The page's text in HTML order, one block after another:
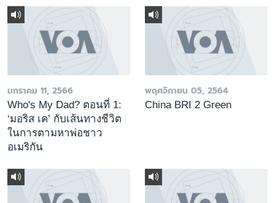
มกราคม 11, 2566
Who's My Dad? ตอนที่ 1:
‘มอริส เค’ กับเส้นทางชีวิต
ในการตามหาพ่อชาว
อเมริกัน
พฤศจิกายน 05, 2564
China BRI 2 Green